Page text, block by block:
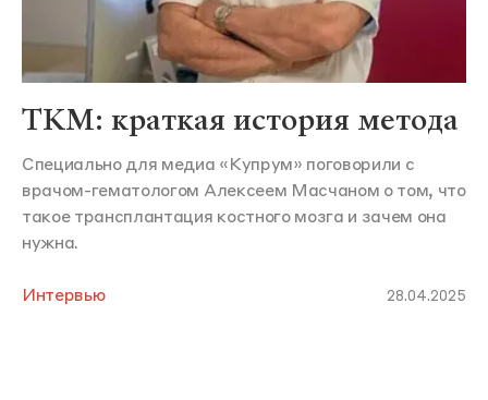
ТКМ: краткая история метода
Специально для медиа «Купрум» поговорили с
врачом-гематологом Алексеем Масчаном о том, что
такое трансплантация костного мозга и зачем она
нужна.
Интервью 28.04.2025